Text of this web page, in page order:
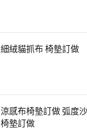
細絨貓抓布 椅墊訂做
涼感布椅墊訂做 弧度
椅墊訂做